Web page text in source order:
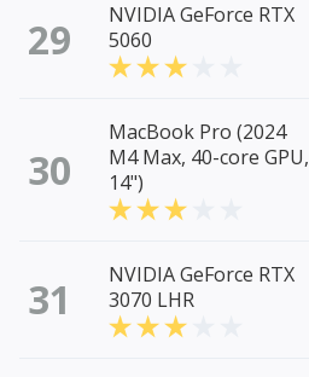
29
NVIDIA GeForce RTX
5060
30
MacBook Pro (2024
M4 Max, 40-core GPU,
14")
31
NVIDIA GeForce RTX
3070 LHR